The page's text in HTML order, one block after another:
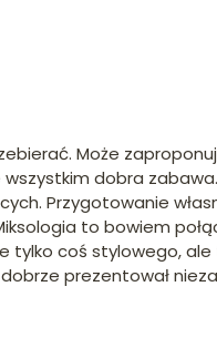
Może
wszystkim dobra
Przygotowanie
to bowiem
tylko coś stylowego,
prezentował